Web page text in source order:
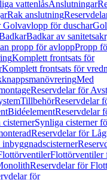
vattenlåsAnslutningar
Rak anslutning
Golvavlopp för duschar
Badkar av
propp för avloppPropp
Komplett frontsats för
Komplett frontsats för
Med
Reservdelar för
TillbehörReservdelar
BidéelementReservdelar
Synliga cisterner
Reservdelar för
inbyggnadscisterner
Flottörventiler
Reservdelar för
för